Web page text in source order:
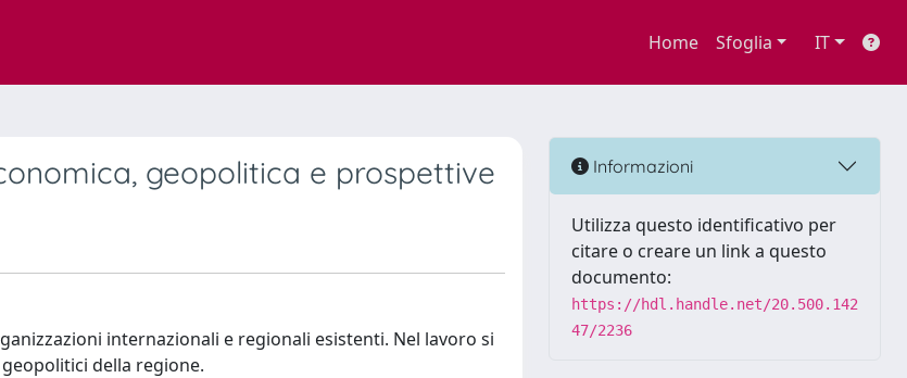
Home Sfoglia IT
geopolitica e prospettive
internazionali e regionali esistenti. Nel lavoro si
della regione.
Informazioni
Utilizza questo identificativo per
citare o creare un link a questo
documento:
https://hdl.handle.net/20.500.142
47/2236